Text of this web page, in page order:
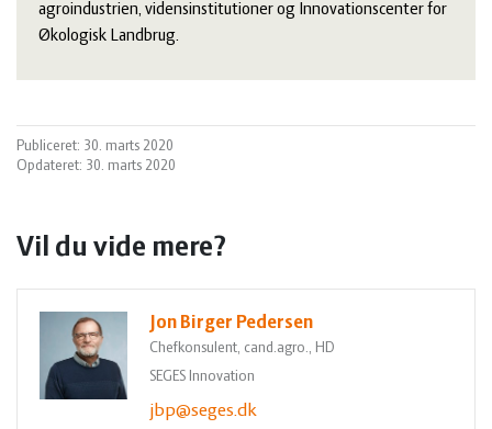
agroindustrien, vidensinstitutioner og Innovationscenter for
Økologisk Landbrug.
Publiceret: 30. marts 2020
Opdateret: 30. marts 2020
Vil du vide mere?
Jon Birger Pedersen
Chefkonsulent, cand.agro., HD
SEGES Innovation
jbp@seges.dk